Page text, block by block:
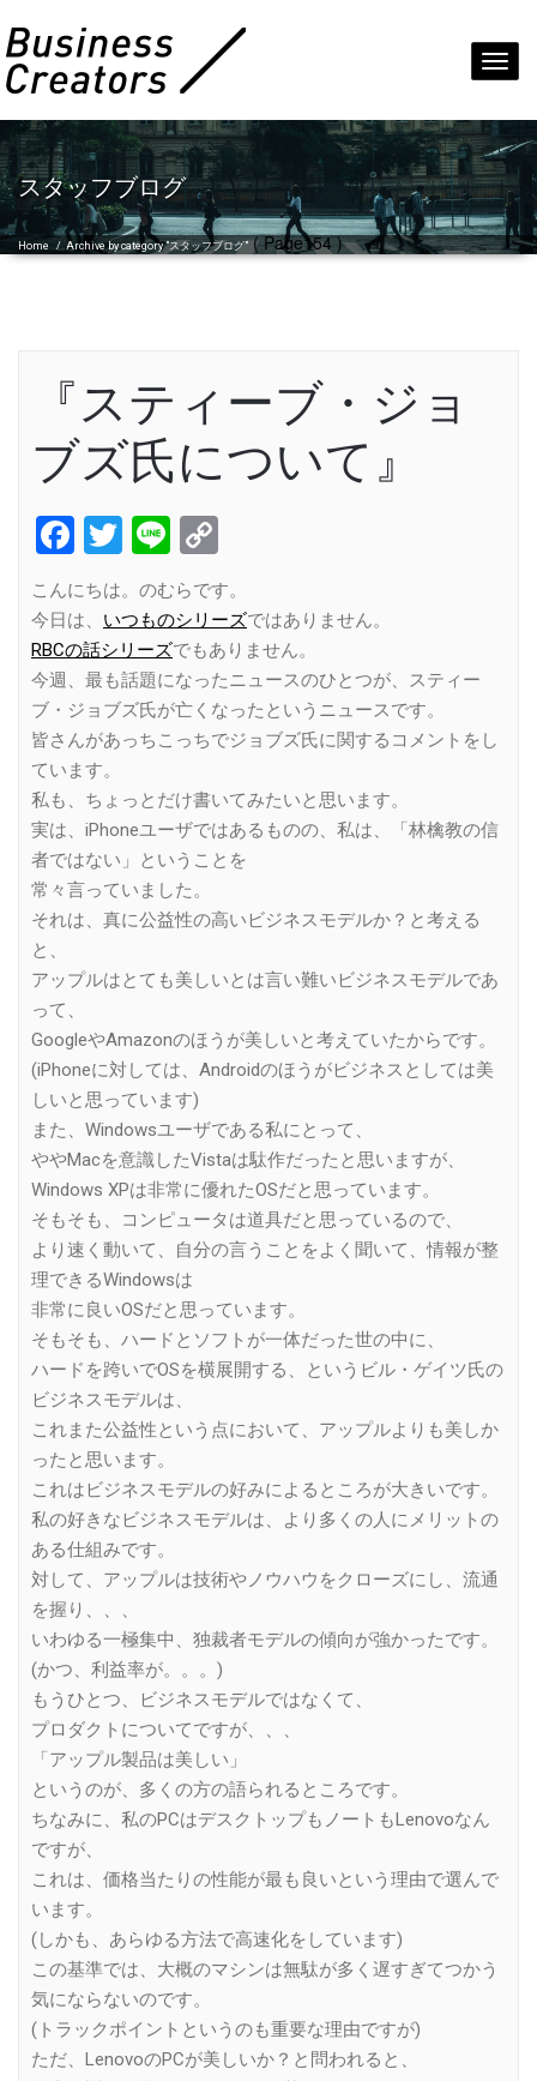
スタッフブログ
Home /Archive by category "スタッフブログ"( Page154 )
『スティーブ・ジョ
ブズ氏について』
Facebook
Twitter
Line
Link
こんにちは。のむらです。
今日は、 いつものシリーズではありません。
RBCの話シリーズでもありません。
今週、最も話題になったニュースのひとつが、スティー
ブ・ジョブズ氏が亡くなったというニュースです。
皆さんがあっちこっちでジョブズ氏に関するコメントをし
ています。
私も、ちょっとだけ書いてみたいと思います。
実は、iPhoneユーザではあるものの、私は、「林檎教の信
者ではない」ということを
常々言っていました。
それは、真に公益性の高いビジネスモデルか？と考える
と、
アップルはとても美しいとは言い難いビジネスモデルであ
って、
GoogleやAmazonのほうが美しいと考えていたからです。
(iPhoneに対しては、Androidのほうがビジネスとしては美
しいと思っています)
また、Windowsユーザである私にとって、
ややMacを意識したVistaは駄作だったと思いますが、
Windows XPは非常に優れたOSだと思っています。
そもそも、コンピュータは道具だと思っているので、
より速く動いて、自分の言うことをよく聞いて、情報が整
理できるWindowsは
非常に良いOSだと思っています。
そもそも、ハードとソフトが一体だった世の中に、
ハードを跨いでOSを横展開する、というビル・ゲイツ氏の
ビジネスモデルは、
これまた公益性という点において、アップルよりも美しか
ったと思います。
これはビジネスモデルの好みによるところが大きいです。
私の好きなビジネスモデルは、より多くの人にメリットの
ある仕組みです。
対して、アップルは技術やノウハウをクローズにし、流通
を握り、、、
いわゆる一極集中、独裁者モデルの傾向が強かったです。
(かつ、利益率が。。。)
もうひとつ、ビジネスモデルではなくて、
プロダクトについてですが、、、
「アップル製品は美しい」
というのが、多くの方の語られるところです。
ちなみに、私のPCはデスクトップもノートもLenovoなん
ですが、
これは、価格当たりの性能が最も良いという理由で選んで
います。
(しかも、あらゆる方法で高速化をしています)
この基準では、大概のマシンは無駄が多く遅すぎてつかう
気にならないのです。
(トラックポイントというのも重要な理由ですが)
ただ、LenovoのPCが美しいか？と問われると、